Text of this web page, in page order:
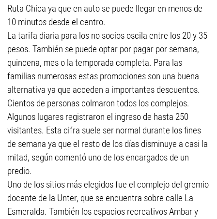
Ruta Chica ya que en auto se puede llegar en menos de
10 minutos desde el centro.
La tarifa diaria para los no socios oscila entre los 20 y 35
pesos. También se puede optar por pagar por semana,
quincena, mes o la temporada completa. Para las
familias numerosas estas promociones son una buena
alternativa ya que acceden a importantes descuentos.
Cientos de personas colmaron todos los complejos.
Algunos lugares registraron el ingreso de hasta 250
visitantes. Esta cifra suele ser normal durante los fines
de semana ya que el resto de los días disminuye a casi la
mitad, según comentó uno de los encargados de un
predio.
Uno de los sitios más elegidos fue el complejo del gremio
docente de la Unter, que se encuentra sobre calle La
Esmeralda. También los espacios recreativos Ambar y